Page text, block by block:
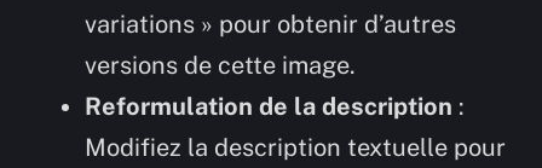
variations » pour obtenir d’autres
versions de cette image.
Reformulation de la description :
Modifiez la description textuelle pour